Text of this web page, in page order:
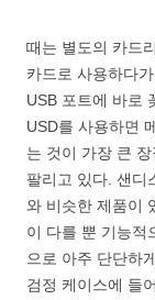
때는 별도의 카드
카드로 사용하다
USB 포트에 바로
USD를 사용하면
는 것이 가장 큰
팔리고 있다. 샌디
와 비슷한 제품이
이 다를 뿐 기능적
으로 아주 단단하
검정 케이스에 들